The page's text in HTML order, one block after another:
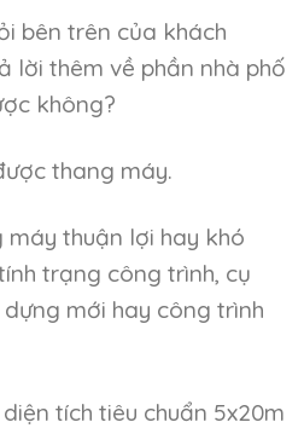
bên trên của khách
lời thêm về phần nhà phố
không?
thang máy.
thuận lợi hay khó
trạng công trình, cụ
mới hay công trình
tích tiêu chuẩn 5x20m